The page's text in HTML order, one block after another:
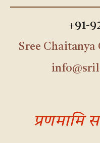
+91-
Sree
प्रणमामि